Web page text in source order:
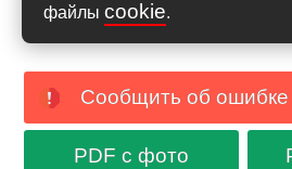
файлы cookie.
Сообщить об ошибке
PDF с фото